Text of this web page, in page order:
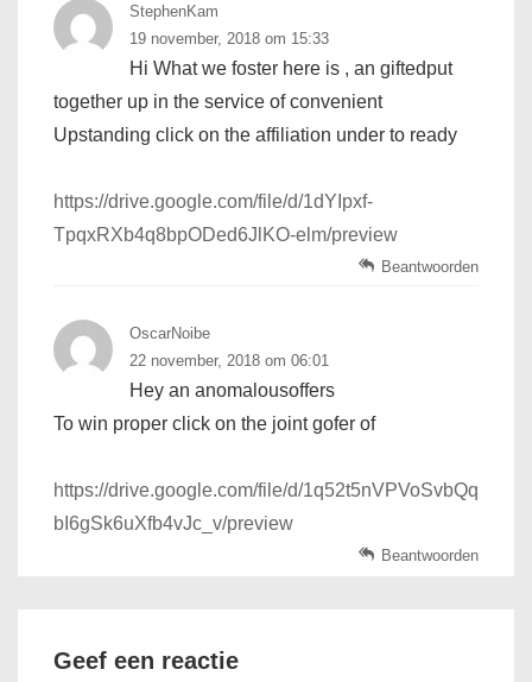
StephenKam
19 november, 2018 om 15:33
Hi What we foster here is , an giftedput
together up in the service of convenient
Upstanding click on the affiliation under to ready
https://drive.google.com/file/d/1dYIpxf-
TpqxRXb4q8bpODed6JlKO-elm/preview
Beantwoorden
OscarNoibe
22 november, 2018 om 06:01
Hey an anomalousoffers
To win proper click on the joint gofer of
https://drive.google.com/file/d/1q52t5nVPVoSvbQq
bI6gSk6uXfb4vJc_v/preview
Beantwoorden
Geef een reactie